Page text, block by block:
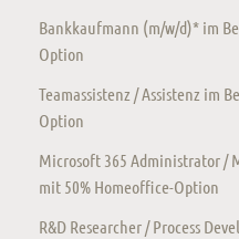
Bankkaufmann (m/w/d)* im
Option
Teamassistenz / Assistenz im
Option
Microsoft 365 Administrator /
mit 50% Homeoffice-Option
R&D Researcher / Process